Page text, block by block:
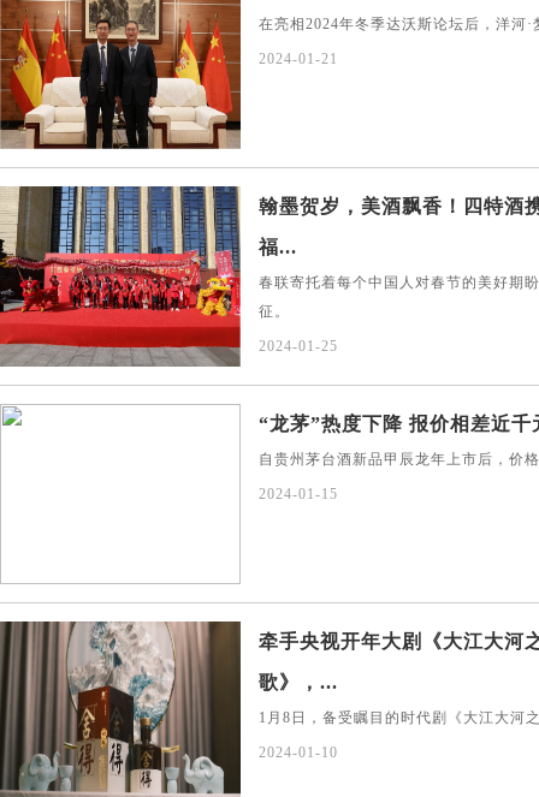
在亮相2024年冬季达沃斯论坛后，洋河
2024-01-21
翰墨贺岁，美酒飘香！四特酒
福...
春联寄托着每个中国人对春节的美好期
征。
2024-01-25
“龙茅”热度下降 报价相差近千
自贵州茅台酒新品甲辰龙年上市后，价
2024-01-15
牵手央视开年大剧《大江大河
歌》，...
1月8日，备受瞩目的时代剧《大江大河
2024-01-10